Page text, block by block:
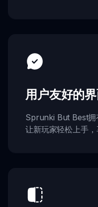
用户友好的
Sprunki But Best拥
让新玩家轻松上手，